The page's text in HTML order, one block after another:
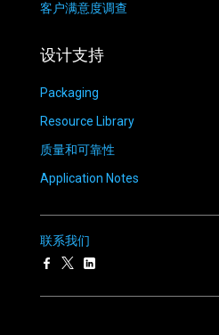
客户满意度调查
设计支持
Packaging
Resource Library
质量和可靠性
Application Notes
联系我们